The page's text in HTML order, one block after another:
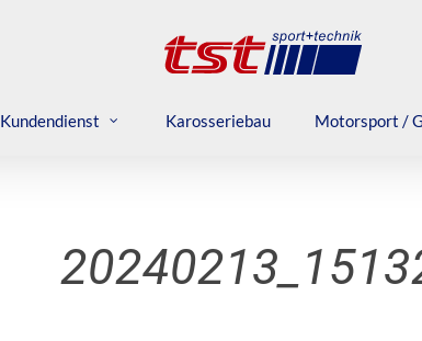
Kundendienst Karosseriebau Motorsport /